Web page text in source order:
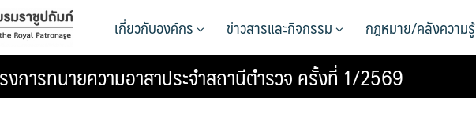
เกี่ยวกับองค์กร ข่าวสารและกิจกรรม กฎหมาย/คลังความรู้
การทนายความอาสาประจำสถานีตำรวจ ครั้งที่ 1/2569